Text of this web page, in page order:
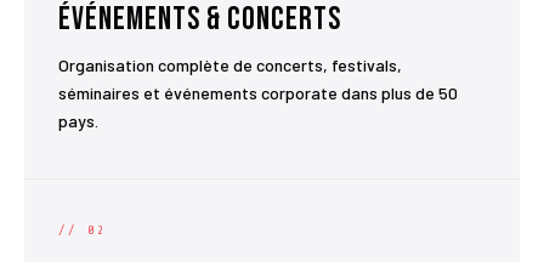
Événements & Concerts
Organisation complète de concerts, festivals,
séminaires et événements corporate dans plus de 50
pays.
// 02